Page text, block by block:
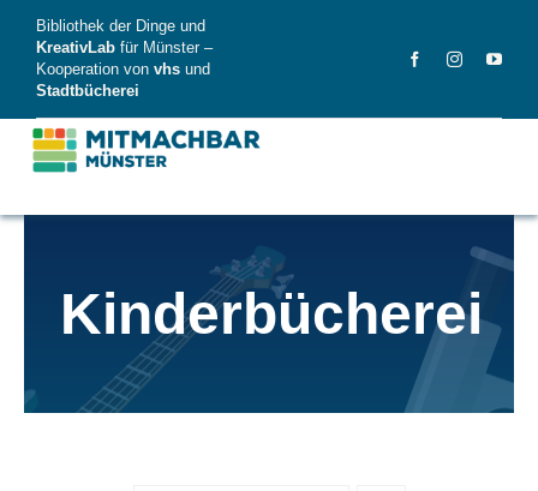
content
Bibliothek der Dinge und
KreativLab für Münster –
Kooperation von vhs und
Stadtbücherei
Dinge
News
Kinderbücherei